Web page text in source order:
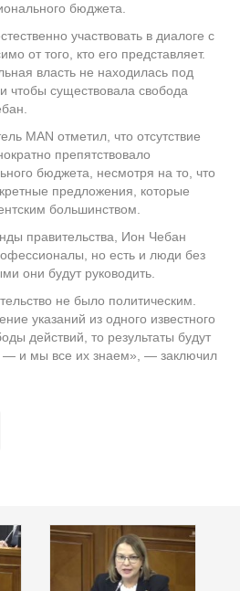
бюджета.
участвовать в диалоге с
от того, кто его представляет.
власть не находилась под
чтобы существовала свобода
MAN отметил, что отсутствие
препятствовало
бюджета, несмотря на то, что
предложения, которые
большинством.
правительства, Ион Чебан
но есть и люди без
они будут руководить.
не было политическим.
указаний из одного известного
действий, то результаты будут
— и мы все их знаем», — заключил